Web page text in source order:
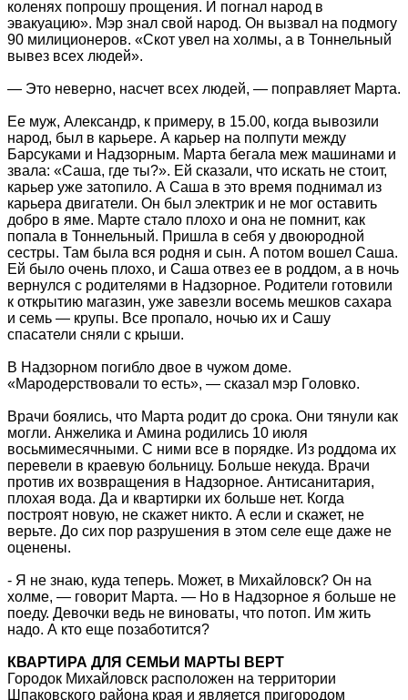
коленях попрошу прощения. И погнал народ в
эвакуацию». Мэр знал свой народ. Он вызвал на подмогу
90 милиционеров. «Скот увел на холмы, а в Тоннельный
вывез всех людей».
— Это неверно, насчет всех людей, — поправляет Марта.
Ее муж, Александр, к примеру, в 15.00, когда вывозили
народ, был в карьере. А карьер на полпути между
Барсуками и Надзорным. Марта бегала меж машинами и
звала: «Саша, где ты?». Ей сказали, что искать не стоит,
карьер уже затопило. А Саша в это время поднимал из
карьера двигатели. Он был электрик и не мог оставить
добро в яме. Марте стало плохо и она не помнит, как
попала в Тоннельный. Пришла в себя у двоюродной
сестры. Там была вся родня и сын. А потом вошел Саша.
Ей было очень плохо, и Саша отвез ее в роддом, а в ночь
вернулся с родителями в Надзорное. Родители готовили
к открытию магазин, уже завезли восемь мешков сахара
и семь — крупы. Все пропало, ночью их и Сашу
спасатели сняли с крыши.
В Надзорном погибло двое в чужом доме.
«Мародерствовали то есть», — сказал мэр Головко.
Врачи боялись, что Марта родит до срока. Они тянули как
могли. Анжелика и Амина родились 10 июля
восьмимесячными. С ними все в порядке. Из роддома их
перевели в краевую больницу. Больше некуда. Врачи
против их возвращения в Надзорное. Антисанитария,
плохая вода. Да и квартирки их больше нет. Когда
построят новую, не скажет никто. А если и скажет, не
верьте. До сих пор разрушения в этом селе еще даже не
оценены.
- Я не знаю, куда теперь. Может, в Михайловск? Он на
холме, — говорит Марта. — Но в Надзорное я больше не
поеду. Девочки ведь не виноваты, что потоп. Им жить
надо. А кто еще позаботится?
КВАРТИРА ДЛЯ СЕМЬИ МАРТЫ ВЕРТ
Городок Михайловск расположен на территории
Шпаковского района края и является пригородом